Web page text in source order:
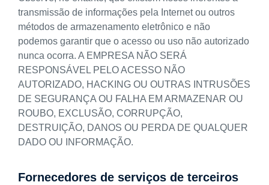
transmissão de informações pela Internet ou outros
métodos de armazenamento eletrônico e não
podemos garantir que o acesso ou uso não autorizado
nunca ocorra. A EMPRESA NÃO SERÁ
RESPONSÁVEL PELO ACESSO NÃO
AUTORIZADO, HACKING OU OUTRAS INTRUSÕES
DE SEGURANÇA OU FALHA EM ARMAZENAR OU
ROUBO, EXCLUSÃO, CORRUPÇÃO,
DESTRUIÇÃO, DANOS OU PERDA DE QUALQUER
DADO OU INFORMAÇÃO.
Fornecedores de serviços de terceiros